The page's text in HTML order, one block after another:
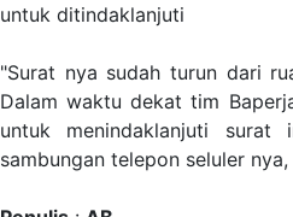
untuk ditindaklanjuti
"Surat nya sudah turun dari
Dalam waktu dekat tim
untuk menindaklanjuti surat
sambungan telepon seluler